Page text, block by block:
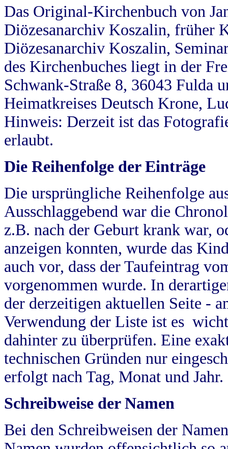
Das Original-Kirchenbuch von
Diözesanarchiv Koszalin, früher
Diözesanarchiv Koszalin,
des Kirchenbuches liegt in der
Schwank-Straße 8, 36043 Fulda
Heimatkreises Deutsch Krone,
Hinweis: Derzeit ist das
erlaubt.
Die Reihenfolge der Einträge
Die ursprüngliche Reihenfolge
Ausschlaggebend war die
z.B. nach der Geburt krank war,
anzeigen konnten, wurde das
auch vor, dass der Taufeintrag
vorgenommen wurde. In
der derzeitigen aktuellen Seite -
Verwendung der Liste ist es
dahinter zu überprüfen. Eine
technischen Gründen nur
erfolgt nach Tag, Monat und Jahr.
Schreibweise der Namen
Bei den Schreibweisen der